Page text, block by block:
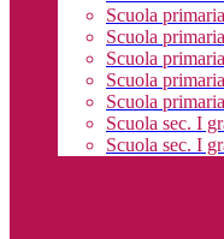
Scuola
Scuola
Scuola
Scuola
Scuola
Scuola sec. I
Scuola sec. I